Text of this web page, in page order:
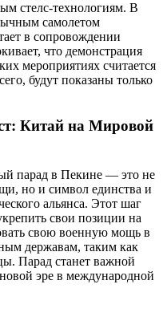
стелс-технологиям. В
самолетом
в сопровождении
что демонстрация
мероприятиях считается
будут показаны только
Китай на Мировой
парад в Пекине — это не
но и символ единства и
альянса. Этот шаг
свои позиции на
свою военную мощь в
державам, таким как
Парад станет важной
эре в международной